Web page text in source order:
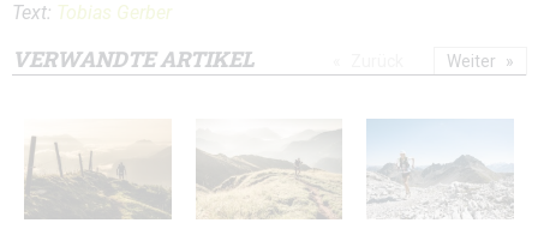
Text: Tobias Gerber
VERWANDTE ARTIKEL Weiter